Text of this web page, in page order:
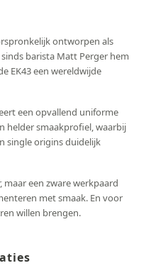
ontworpen als
barista Matt Perger hem
EK43 een wereldwijde
een opvallend uniforme
helder smaakprofiel, waarbij
single origins duidelijk
maar een zware werkpaard
met smaak. En voor
willen brengen.